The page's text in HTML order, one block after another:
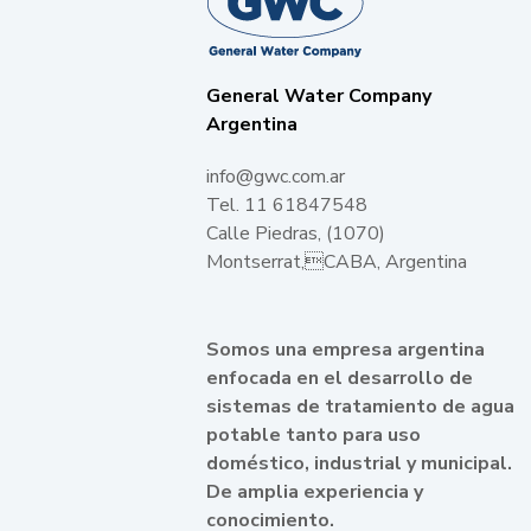
General Water Company
Argentina
info@gwc.com.ar
Tel. 11 61847548
Calle Piedras, (1070)
Montserrat,CABA, Argentina
Somos una empresa argentina
enfocada en el desarrollo de
sistemas de tratamiento de agua
potable tanto para uso
doméstico, industrial y municipal.
De amplia experiencia y
conocimiento.